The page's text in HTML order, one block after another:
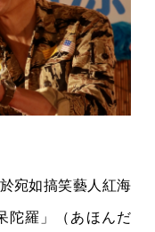
宛如搞笑藝人紅海
陀羅」（あほんだ